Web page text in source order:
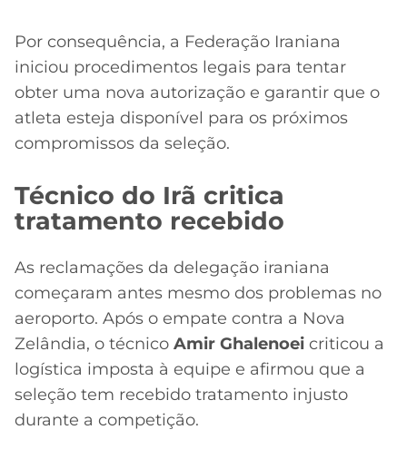
Por consequência, a Federação Iraniana
iniciou procedimentos legais para tentar
obter uma nova autorização e garantir que o
atleta esteja disponível para os próximos
compromissos da seleção.
Técnico do Irã critica
tratamento recebido
As reclamações da delegação iraniana
começaram antes mesmo dos problemas no
aeroporto. Após o empate contra a Nova
Zelândia, o técnico Amir Ghalenoei criticou a
logística imposta à equipe e afirmou que a
seleção tem recebido tratamento injusto
durante a competição.